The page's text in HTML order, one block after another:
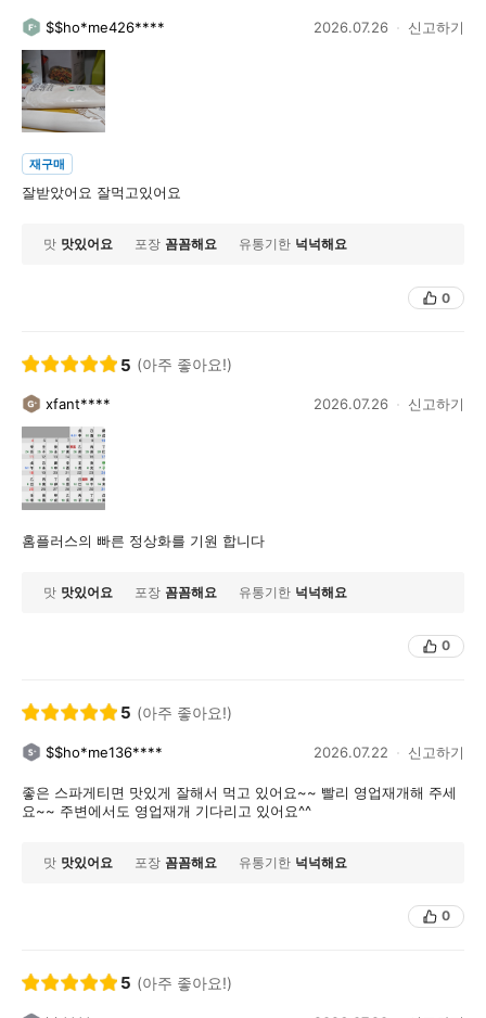
$$ho*me426**** 2026.07.26 신고하기
재구매
잘받았어요 잘먹고있어요
맛 맛있어요 포장 꼼꼼해요 유통기한 넉넉해요
0
5 (아주 좋아요!)
xfant**** 2026.07.26 신고하기
홈플러스의 빠른 정상화를 기원 합니다
맛 맛있어요 포장 꼼꼼해요 유통기한 넉넉해요
0
5 (아주 좋아요!)
$$ho*me136**** 2026.07.22 신고하기
좋은 스파게티면 맛있게 잘해서 먹고 있어요~~ 빨리 영업재개해 주세
요~~ 주변에서도 영업재개 기다리고 있어요^^
맛 맛있어요 포장 꼼꼼해요 유통기한 넉넉해요
0
5 (아주 좋아요!)